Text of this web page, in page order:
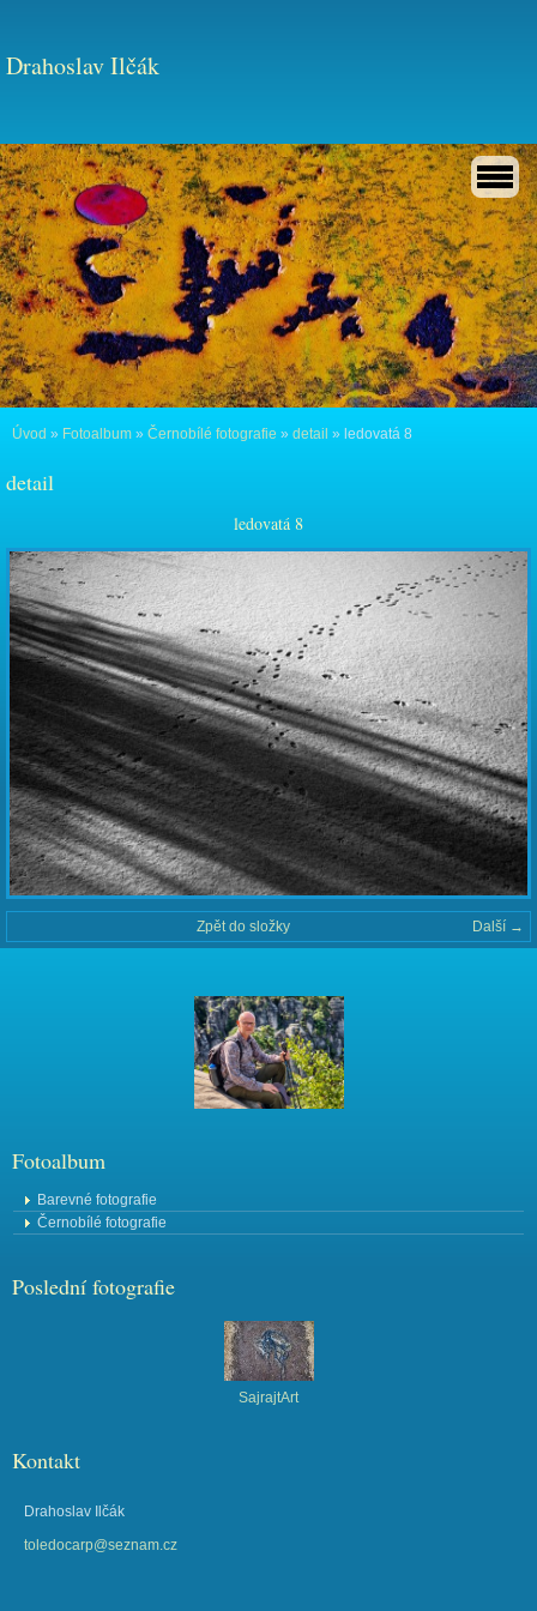
Drahoslav Ilčák
Úvod » Fotoalbum » Černobílé fotografie » detail » ledovatá 8
detail
ledovatá 8
Další →
Zpět do složky
Fotoalbum
Barevné fotografie
Černobílé fotografie
Poslední fotografie
SajrajtArt
Kontakt
Drahoslav Ilčák
toledocarp@seznam.cz